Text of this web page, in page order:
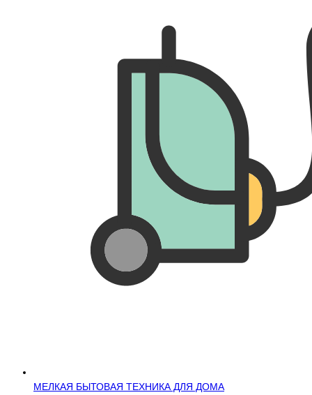
МЕЛКАЯ БЫТОВАЯ ТЕХНИКА ДЛЯ ДОМА